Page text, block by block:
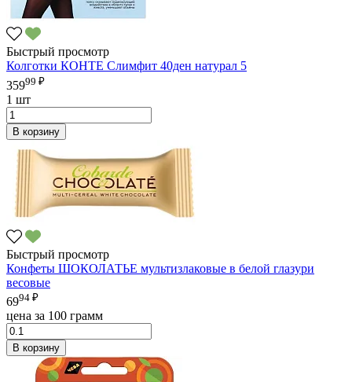
Быстрый просмотр
Колготки КОНТЕ Слимфит 40ден натурал 5
35999 ₽
1 шт
В корзину
Быстрый просмотр
Конфеты ШОКОЛАТЬЕ мультизлаковые в белой глазури
весовые
6994 ₽
цена за 100 грамм
В корзину